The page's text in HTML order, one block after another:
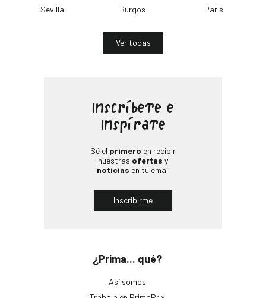
Sevilla
Burgos
París
Ver todas
¿Prima... qué?
Así somos
Inscríbete e
Inspírate
Sé el primero en recibir
nuestras ofertas y
noticias en tu email
Inscribirme